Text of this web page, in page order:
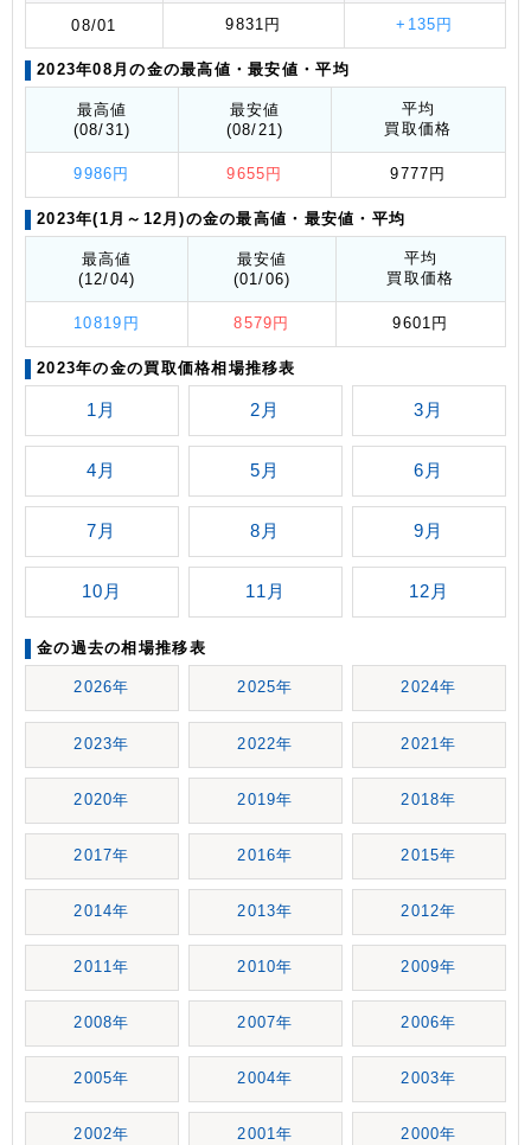
08/01 9831円 +135円
2023年08月の金の最高値 ・最安値 ・平均
最高値
(08/31)
最安値
(08/21)
平均
買取価格
9986円 9655円 9777円
2023年(1月～12月)の金の最高値 ・最安値 ・平均
最高値
(12/04)
最安値
(01/06)
平均
買取価格
10819円 8579円 9601円
2023年の金の買取価格相場推移表
1月 2月 3月
4月 5月 6月
7月 8月 9月
10月 11月 12月
金の過去の相場推移表
2026年 2025年 2024年
2023年 2022年 2021年
2020年 2019年 2018年
2017年 2016年 2015年
2014年 2013年 2012年
2011年 2010年 2009年
2008年 2007年 2006年
2005年 2004年 2003年
2002年 2001年 2000年